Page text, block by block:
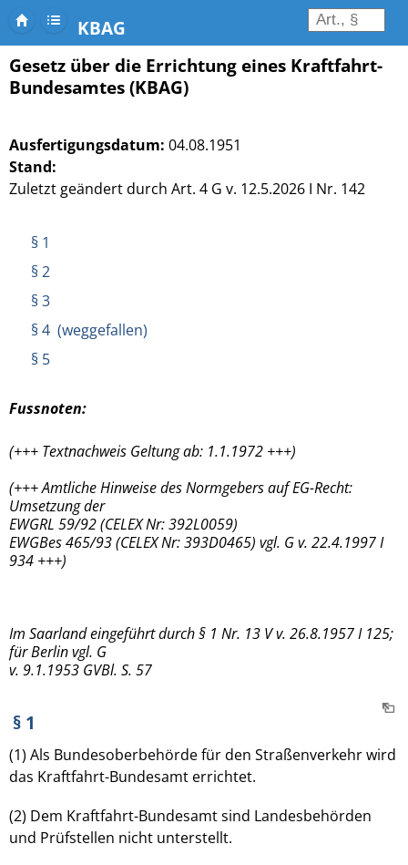
KBAG
Gesetz über die Errichtung eines Kraftfahrt-
Bundesamtes (KBAG)
Ausfertigungsdatum: 04.08.1951
Stand:
Zuletzt geändert durch Art. 4 G v. 12.5.2026 I Nr. 142
§ 1
§ 2
§ 3
§ 4 (weggefallen)
§ 5
Fussnoten:
(+++ Textnachweis Geltung ab: 1.1.1972 +++)
(+++ Amtliche Hinweise des Normgebers auf EG-Recht:
Umsetzung der
EWGRL 59/92 (CELEX Nr: 392L0059)
EWGBes 465/93 (CELEX Nr: 393D0465) vgl. G v. 22.4.1997 I
934 +++)
Im Saarland eingeführt durch § 1 Nr. 13 V v. 26.8.1957 I 125;
für Berlin vgl. G
v. 9.1.1953 GVBl. S. 57
§ 1
(1) Als Bundesoberbehörde für den Straßenverkehr wird
das Kraftfahrt-Bundesamt errichtet.
(2) Dem Kraftfahrt-Bundesamt sind Landesbehörden
und Prüfstellen nicht unterstellt.